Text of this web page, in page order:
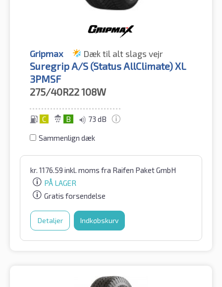
Gripmax Dæk til alt slags vejr
Suregrip A/S (Status AllClimate) XL
3PMSF
275/40R22108W
C B 73 dB
Sammenlign dæk
kr. 1176.59 inkl. moms fra Raifen Paket GmbH
PÅ LAGER
Gratis forsendelse
Detaljer Indkøbskurv